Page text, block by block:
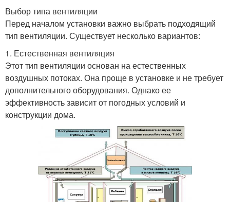
Выбор типа вентиляции
Перед началом установки важно выбрать подходящий
тип вентиляции. Существует несколько вариантов:
1. Естественная вентиляция
Этот тип вентиляции основан на естественных
воздушных потоках. Она проще в установке и не требует
дополнительного оборудования. Однако ее
эффективность зависит от погодных условий и
конструкции дома.